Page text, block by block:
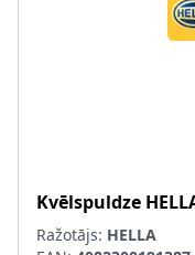
Kvēlspuldze
Ražotājs: HELLA